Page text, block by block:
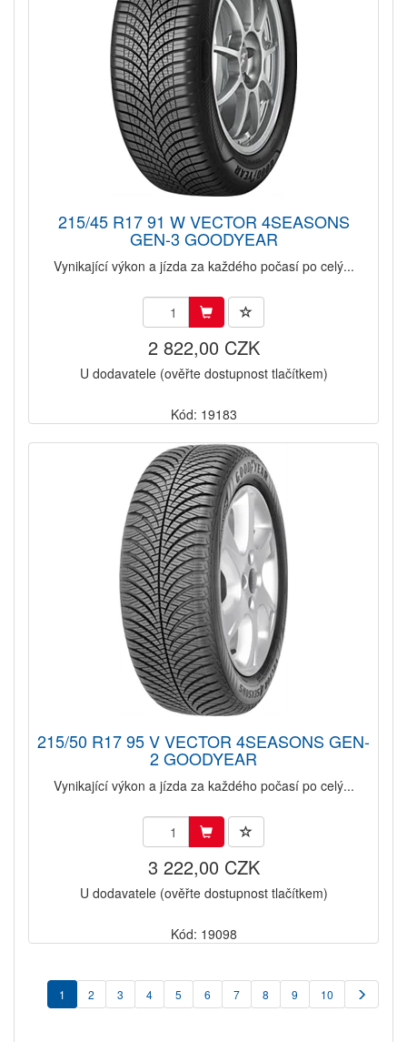
215/45 R17 91 W VECTOR 4SEASONS
GEN-3 GOODYEAR
Vynikající výkon a jízda za každého počasí po celý...
2 822,00 CZK
U dodavatele (ověřte dostupnost tlačítkem)
Kód: 19183
215/50 R17 95 V VECTOR 4SEASONS GEN-
2 GOODYEAR
Vynikající výkon a jízda za každého počasí po celý...
3 222,00 CZK
U dodavatele (ověřte dostupnost tlačítkem)
Kód: 19098
1 2 3 4 5 6 7 8 9 10